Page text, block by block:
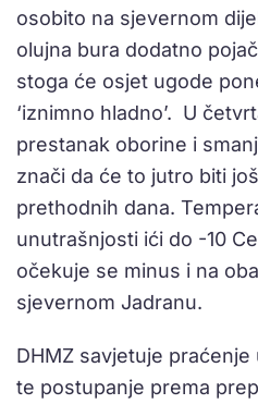
osobito na sjevernom
olujna bura dodatno
stoga će osjet ugode
‘iznimno hladno’. U
prestanak oborine i
znači da će to jutro biti
prethodnih dana.
unutrašnjosti ići do -10
očekuje se minus i na
sjevernom Jadranu.
DHMZ savjetuje
te postupanje prema